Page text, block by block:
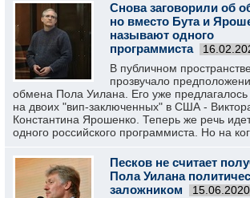
Снова заговорили об
но вместо Бута и
называют одного
программиста
В публичном
прозвучало
обмена Пола Уилана. Его уже предлагалось
на двоих "вип-заключенных" в США -
Константина Ярошенко. Теперь же речь
одного российского программиста. Но на
Песков не считает
Пола Уилана
заложником
15.06.2020